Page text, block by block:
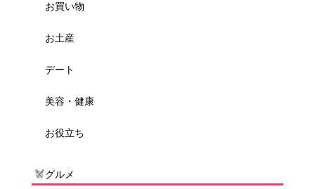
お買い物
お土産
デート
美容・健康
お役立ち
グルメ